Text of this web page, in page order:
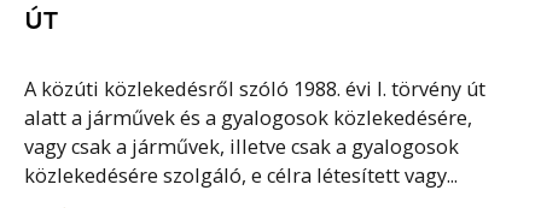
ÚT
A közúti közlekedésről szóló 1988. évi I. törvény út
alatt a járművek és a gyalogosok közlekedésére,
vagy csak a járművek, illetve csak a gyalogosok
közlekedésére szolgáló, e célra létesített vagy...